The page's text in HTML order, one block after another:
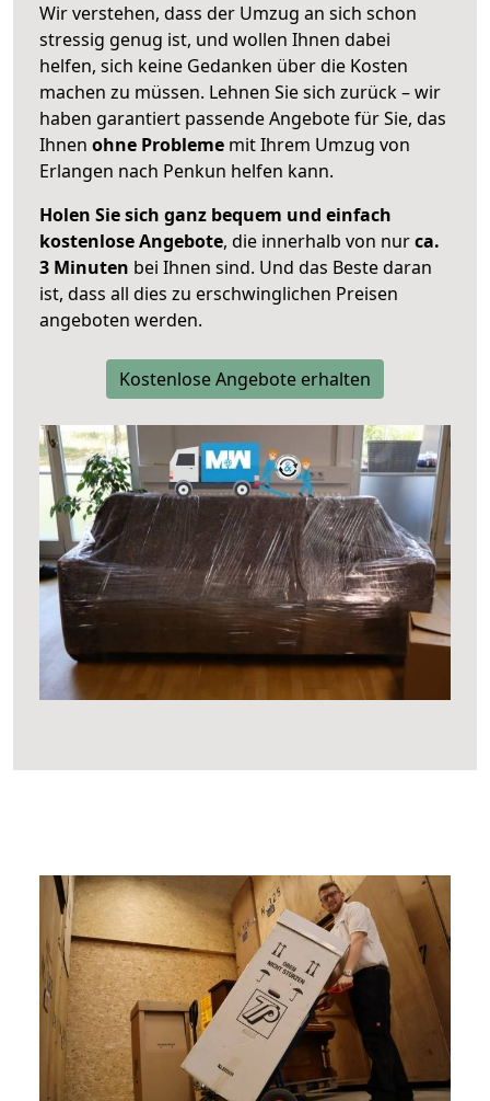
Wir verstehen, dass der Umzug an sich schon
stressig genug ist, und wollen Ihnen dabei
helfen, sich keine Gedanken über die Kosten
machen zu müssen. Lehnen Sie sich zurück – wir
haben garantiert passende Angebote für Sie, das
Ihnen ohne Probleme mit Ihrem Umzug von
Erlangen nach Penkun helfen kann.
Holen Sie sich ganz bequem und einfach
kostenlose Angebote, die innerhalb von nurca.
3 Minuten bei Ihnen sind. Und das Beste daran
ist, dass all dies zu erschwinglichen Preisen
angeboten werden.
Kostenlose Angebote erhalten